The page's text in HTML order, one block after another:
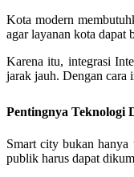
Kota modern
agar layanan kota dapat
Karena itu, integrasi
jarak jauh. Dengan cara
Pentingnya Teknologi
Smart city bukan hanya
publik harus dapat